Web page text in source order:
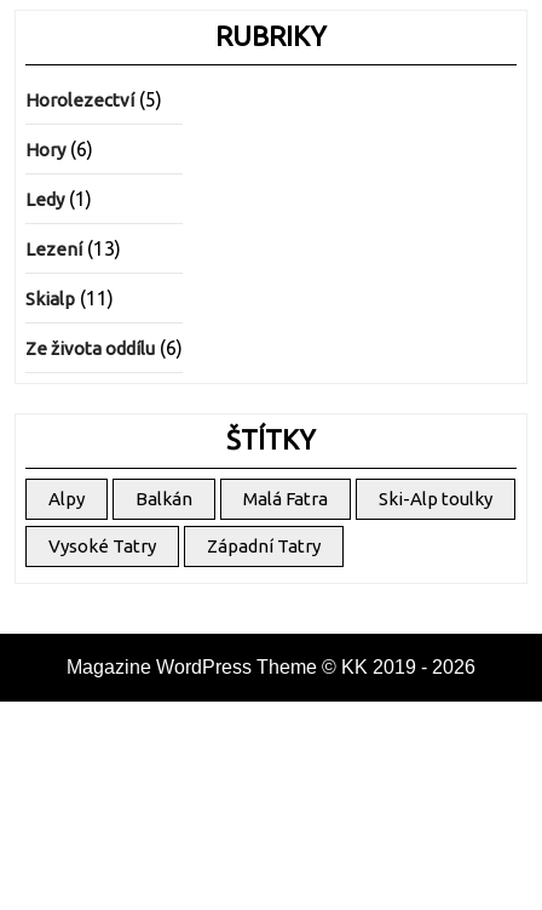
RUBRIKY
Horolezectví(5)
Hory(6)
Ledy(1)
Lezení(13)
Skialp (11)
Ze života oddílu (6)
ŠTÍTKY
Alpy Balkán Malá Fatra Ski-Alp toulky
Vysoké Tatry Západní Tatry
Magazine WordPress Theme © KK 2019 - 2026